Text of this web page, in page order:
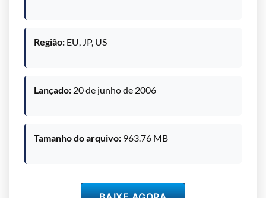
Região: EU, JP, US
Lançado: 20 de junho de 2006
Tamanho do arquivo: 963.76 MB